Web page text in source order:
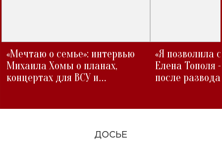
«Мечтаю о семье»: интервью
Михаила Хомы о планах,
концертах для ВСУ и
«Я позволила
Елена Тополя
после развода
ДОСЬЕ